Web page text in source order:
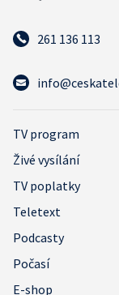
261 136 113
TV program
Živé vysílání
TV poplatky
Teletext
Podcasty
Počasí
E-shop